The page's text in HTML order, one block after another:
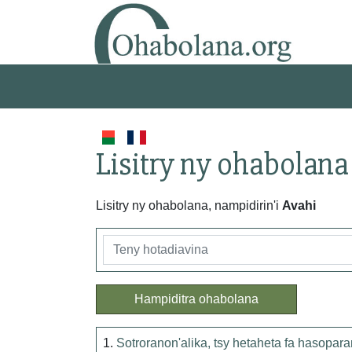
Lisitry ny ohabolana
Lisitry ny ohabolana, nampidirin'i Avahi
Hampiditra ohabolana
1. Sotroranon'alika, tsy hetaheta fa